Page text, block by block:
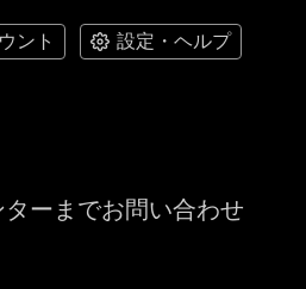
ント 設定・ヘルプ
ーまでお問い合わせ